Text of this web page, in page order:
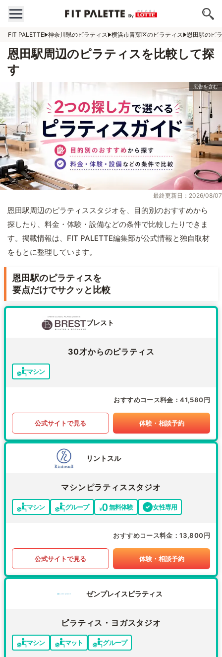
FIT PALETTE 神奈川県のピラティス 横浜市青葉区のピラティス 恩田駅のピ
恩田駅周辺のピラティスを比較して探
す
最終更新日：2026/08/07
恩田駅周辺のピラティススタジオを、目的別のおすすめから
探したり、料金・体験・設備などの条件で比較したりできま
す。掲載情報は、FIT PALETTE編集部が公式情報と独自取材
をもとに整理しています。
恩田駅のピラティスを
要点だけでサクッと比較
ブレスト
30才からのピラティス
マシン
おすすめコース料金 41,580円
公式サイトで見る 体験・相談予約
リントスル
マシンピラティススタジオ
マシン グループ 無料体験 女性専用
おすすめコース料金 13,800円
公式サイトで見る 体験・相談予約
ゼンプレイスピラティス
ピラティス・ヨガスタジオ
マシン マット グループ